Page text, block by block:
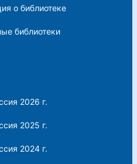
о библиотеке
библиотеки
2026 г.
2025 г.
2024 г.